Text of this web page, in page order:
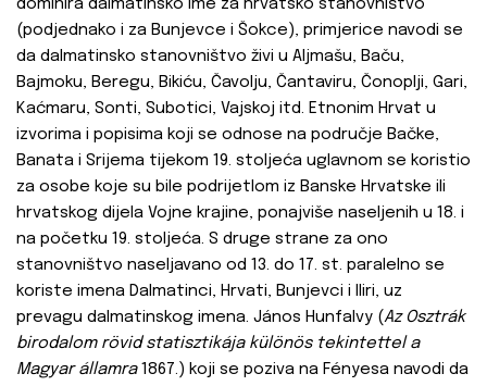
dominira dalmatinsko ime za hrvatsko stanovništvo
(podjednako i za Bunjevce i Šokce), primjerice navodi se
da dalmatinsko stanovništvo živi u Aljmašu, Baču,
Bajmoku, Beregu, Bikiću, Čavolju, Čantaviru, Čonoplji, Gari,
Kaćmaru, Sonti, Subotici, Vajskoj itd. Etnonim Hrvat u
izvorima i popisima koji se odnose na područje Bačke,
Banata i Srijema tijekom 19. stoljeća uglavnom se koristio
za osobe koje su bile podrijetlom iz Banske Hrvatske ili
hrvatskog dijela Vojne krajine, ponajviše naseljenih u 18. i
na početku 19. stoljeća. S druge strane za ono
stanovništvo naseljavano od 13. do 17. st. paralelno se
koriste imena Dalmatinci, Hrvati, Bunjevci i Iliri, uz
prevagu dalmatinskog imena. János Hunfalvy (Az Osztrák
birodalom rövid statisztikája különös tekintettel a
Magyar államra1867.) koji se poziva na Fényesa navodi da